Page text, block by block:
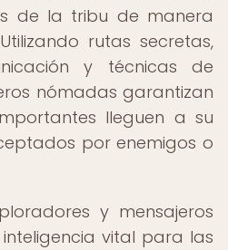
de la tribu de manera
rutas secretas,
y técnicas de
nómadas garantizan
lleguen a su
por enemigos o
y mensajeros
vital para las